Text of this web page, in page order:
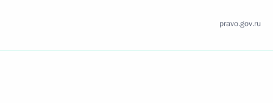
pravo.gov.ru